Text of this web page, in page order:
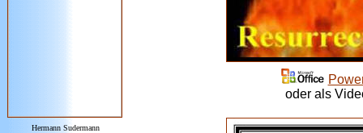
Hermann Sudermann
oder als